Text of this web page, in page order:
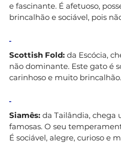
e fascinante. É afetuoso,
brincalhão e sociável, pois
Scottish Fold: da Escócia,
não dominante. Este gato é
carinhoso e muito brincalhão.
Siamês: da Tailândia, chega
famosas. O seu
É sociável, alegre, curioso e